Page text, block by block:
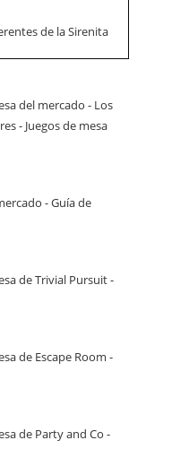
de la Sirenita